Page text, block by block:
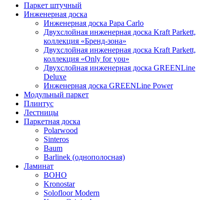
Паркет штучный
Инженерная доска
Инженерная доска Papa Carlo
Двухслойная инженерная доска Kraft Parkett,
коллекция «Бренд-зона»
Двухслойная инженерная доска Kraft Parkett,
коллекция «Only for you»
Двухслойная инженерная доска GREENLine
Deluxe
Инженерная доска GREENLine Power
Модульный паркет
Плинтус
Лестницы
Паркетная доска
Polarwood
Sinteros
Baum
Barlinek (однополосная)
Ламинат
BOHO
Kronostar
Solofloor Modern